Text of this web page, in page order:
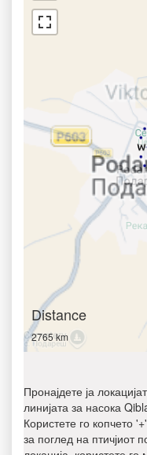
Distance
2765 km
Пронајдете ја
линијата за насока
Користете го копчето
за поглед на птичјиот